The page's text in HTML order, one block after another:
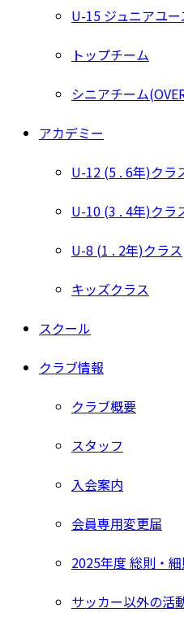
U-15 ジュニアユー
トップチーム
シニアチーム
アカデミー
U-12 (5 . 6年)クラ
U-10 (3 . 4年)クラ
U-8 (1 . 2年)クラス
キッズクラス
スクール
クラブ情報
クラブ概要
スタッフ
入会案内
会員専用変更届
2025年度 総則・
サッカー以外の活